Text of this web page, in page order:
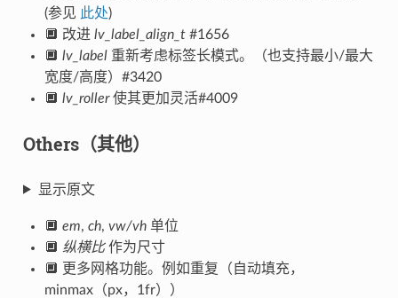
(参见 此处)
🔲 改进 lv_label_align_t#1656
🔲 lv_label重新考虑标签长模式。（也支持最小/最大
宽度/高度）#3420
🔲 lv_roller使其更加灵活#4009
Others（其他）
显示原文
🔲 em, ch, vw/vh单位
🔲 纵横比作为尺寸
🔲 更多网格功能。例如重复（自动填充，
minmax（px，1fr））